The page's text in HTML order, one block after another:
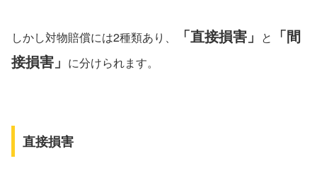
しかし対物賠償には2種類あり、 「直接損害」 と
「間
接損害」 に分けられます。
直接損害